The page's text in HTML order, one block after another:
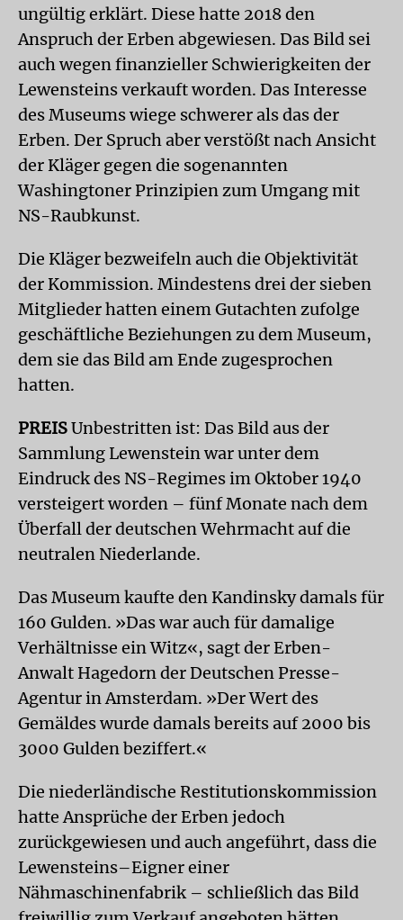
ungültig erklärt. Diese hatte 2018 den
Anspruch der Erben abgewiesen. Das Bild sei
auch wegen finanzieller Schwierigkeiten der
Lewensteins verkauft worden. Das Interesse
des Museums wiege schwerer als das der
Erben. Der Spruch aber verstößt nach Ansicht
der Kläger gegen die sogenannten
Washingtoner Prinzipien zum Umgang mit
NS-Raubkunst.
Die Kläger bezweifeln auch die Objektivität
der Kommission. Mindestens drei der sieben
Mitglieder hatten einem Gutachten zufolge
geschäftliche Beziehungen zu dem Museum,
dem sie das Bild am Ende zugesprochen
hatten.
PREISUnbestritten ist: Das Bild aus der
Sammlung Lewenstein war unter dem
Eindruck des NS-Regimes im Oktober 1940
versteigert worden – fünf Monate nach dem
Überfall der deutschen Wehrmacht auf die
neutralen Niederlande.
Das Museum kaufte den Kandinsky damals für
160 Gulden. »Das war auch für damalige
Verhältnisse ein Witz«, sagt der Erben-
Anwalt Hagedorn der Deutschen Presse-
Agentur in Amsterdam. »Der Wert des
Gemäldes wurde damals bereits auf 2000 bis
3000 Gulden beziffert.«
Die niederländische Restitutionskommission
hatte Ansprüche der Erben jedoch
zurückgewiesen und auch angeführt, dass die
Lewensteins–Eigner einer
Nähmaschinenfabrik – schließlich das Bild